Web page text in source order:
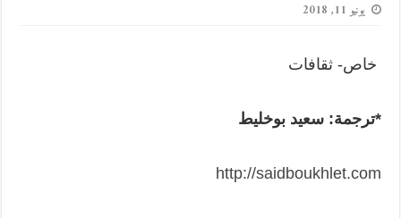
يونيو 11, 2018
خاص- ثقافات
*ترجمة: سعيد بوخليط
http://saidboukhlet.com